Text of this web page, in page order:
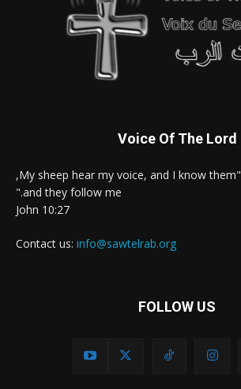
Voice Of The Lord
"My sheep hear my voice, and I know them,
and they follow me."
John 10:27
Contact us: info@sawtelrab.org
FOLLOW US